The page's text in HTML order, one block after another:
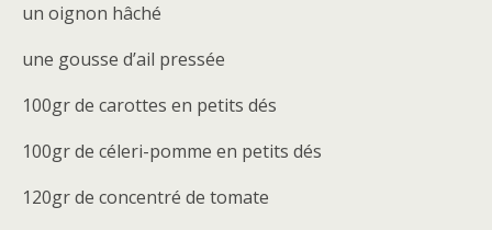
un oignon hâché
une gousse d’ail pressée
100gr de carottes en petits dés
100gr de céleri-pomme en petits dés
120gr de concentré de tomate